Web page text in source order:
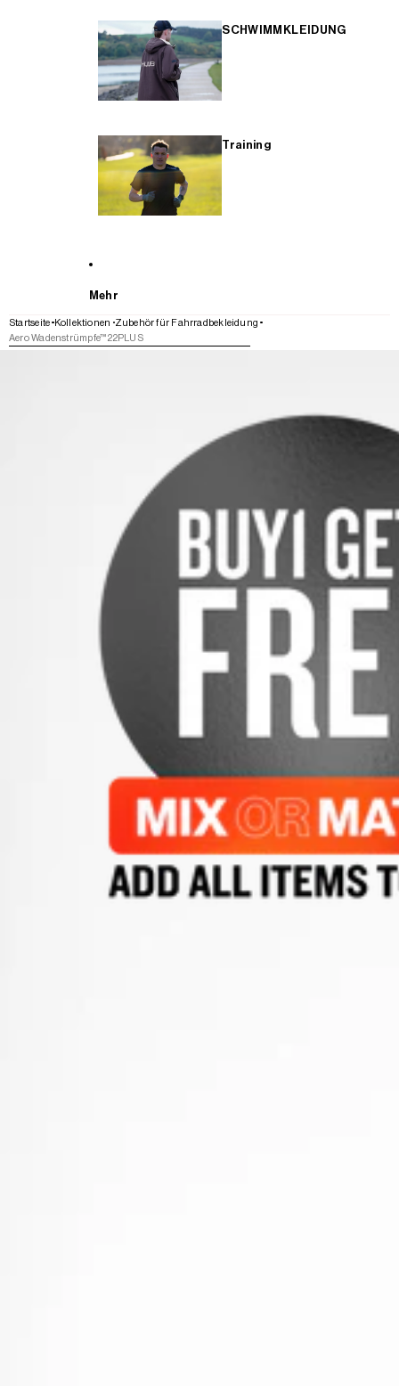
SCHWIMMKLEIDUNG
Training
Mehr
Startseite Kollektionen Zubehör für Fahrradbekleidung
Aero Wadenstrümpfe™ 22PLUS
WEITER ZU DEN PRODUKTINFORMATIONEN